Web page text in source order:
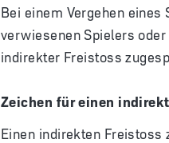
Bei einem Vergehen
verwiesenen Spielers
indirekter Freistoss
Zeichen für einen
Einen indirekten Freistoss